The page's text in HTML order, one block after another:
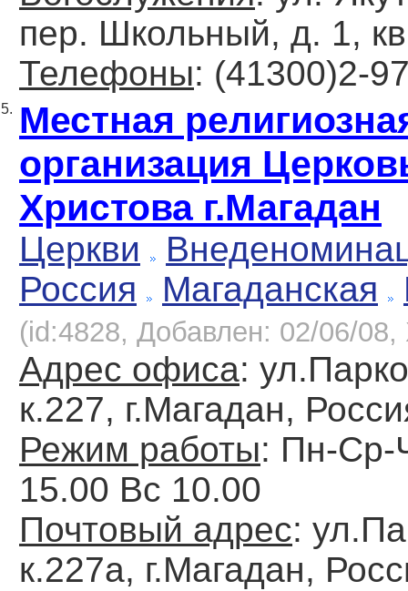
пер. Школьный, д. 1,
Телефоны: (41300)2-
5. Местная
организация
Христова г.Магадан
Церкви
Россия
Магаданская
(id:4828, Добавлен: 02/06/08,
Адрес офиса:
к.227, г.Магадан,
Режим работы: Пн-Ср-
15.00 Вс 10.00
Почтовый адрес:
к.227a, г.Магадан,